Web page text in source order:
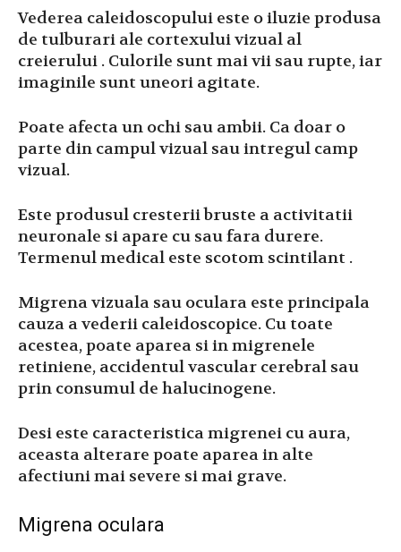
Vederea caleidoscopului este o iluzie produsa
de tulburari ale cortexului vizual al
creierului . Culorile sunt mai vii sau rupte, iar
imaginile sunt uneori agitate.
Poate afecta un ochi sau ambii. Ca doar o
parte din campul vizual sau intregul camp
vizual.
Este produsul cresterii bruste a activitatii
neuronale si apare cu sau fara durere.
Termenul medical este scotom scintilant .
Migrena vizuala sau oculara este principala
cauza a vederii caleidoscopice. Cu toate
acestea, poate aparea si in migrenele
retiniene, accidentul vascular cerebral sau
prin consumul de halucinogene.
Desi este caracteristica migrenei cu aura,
aceasta alterare poate aparea in alte
afectiuni mai severe si mai grave.
Migrena oculara